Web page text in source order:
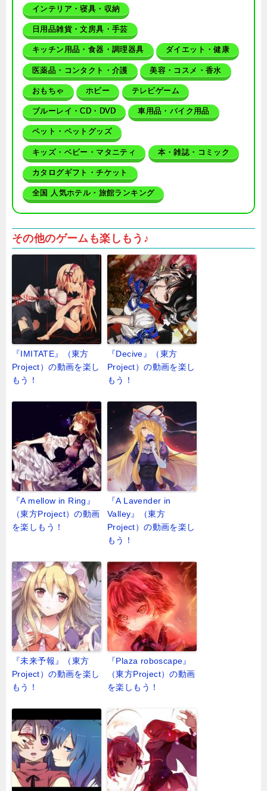
インテリア・寝具・収納
日用品雑貨・文房具・手芸
キッチン用品・食器・調理器具 ダイエット・健康
医薬品・コンタクト・介護 美容・コスメ・香水
おもちゃ ホビー テレビゲーム
ブルーレイ・CD・DVD 車用品・バイク用品
ペット・ペットグッズ
キッズ・ベビー・マタニティ 本・雑誌・コミック
カタログギフト・チケット
全国 人気ホテル・旅館ランキング
その他のゲームも楽しもう♪
『IMITATE』（東方
Project）の動画を楽し
もう！
『Decive』（東方
Project）の動画を楽し
もう！
『A mellow in Ring』
（東方Project）の動画
を楽しもう！
『A Lavender in
Valley』（東方
Project）の動画を楽し
もう！
『未来予報』（東方
Project）の動画を楽し
もう！
『Plaza roboscape』
（東方Project）の動画
を楽しもう！